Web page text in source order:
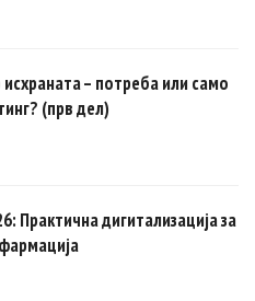
– потреба или само
(прв дел)
Практична дигитализација за